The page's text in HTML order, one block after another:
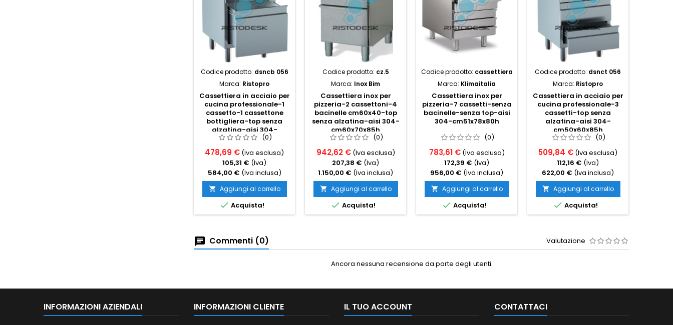
Codice prodotto: dsncb 056
Marca: Ristopro
Cassettiera in acciaio per
cucina professionale-1
cassetto-1 cassettone
bottigliera-top senza
alzatina-aisi 304-
cm50x60x85h
(0)
478,69 € (Iva esclusa)
105,31 € (Iva)
584,00 € (Iva inclusa)
 Aggiungi al carrello
 Acquista!
Codice prodotto: cz.5
Marca: Inox Bim
Cassettiera inox per
pizzeria-2 cassettoni-4
bacinelle cm60x40-top
senza alzatina-aisi 304-
cm60x70x85h
(0)
942,62 € (Iva esclusa)
207,38 € (Iva)
1.150,00 € (Iva inclusa)
 Aggiungi al carrello
 Acquista!
Codice prodotto: cassettiera
Marca: Klimaitalia
Cassettiera inox per
pizzeria-7 cassetti-senza
bacinelle-senza top-aisi
304-cm51x78x80h
(0)
783,61 € (Iva esclusa)
172,39 € (Iva)
956,00 € (Iva inclusa)
 Aggiungi al carrello
 Acquista!
Codice prodotto: dsnct 056
Marca: Ristopro
Cassettiera in acciaio per
cucina professionale-3
cassetti-top senza
alzatina-aisi 304-
cm50x60x85h
(0)
509,84 € (Iva esclusa)
112,16 € (Iva)
622,00 € (Iva inclusa)
 Aggiungi al carrello
 Acquista!
Commenti (0) Valutazione
Ancora nessuna recensione da parte degli utenti.
INFORMAZIONI AZIENDALI INFORMAZIONI CLIENTE IL TUO ACCOUNT CONTATTACI